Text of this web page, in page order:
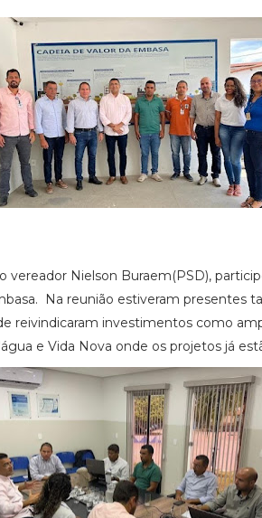
vereador Nielson Buraem(PSD),
Na reunião estiveram presentes
reivindicaram investimentos como
e Vida Nova onde os projetos já